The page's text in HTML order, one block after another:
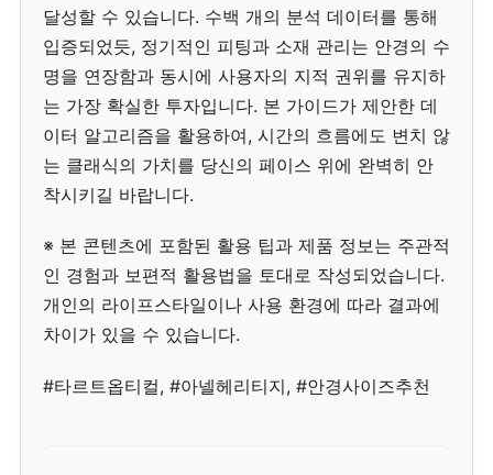
달성할 수 있습니다. 수백 개의 분석 데이터를 통해
입증되었듯, 정기적인 피팅과 소재 관리는 안경의 수
명을 연장함과 동시에 사용자의 지적 권위를 유지하
는 가장 확실한 투자입니다. 본 가이드가 제안한 데
이터 알고리즘을 활용하여, 시간의 흐름에도 변치 않
는 클래식의 가치를 당신의 페이스 위에 완벽히 안
착시키길 바랍니다.
※ 본 콘텐츠에 포함된 활용 팁과 제품 정보는 주관적
인 경험과 보편적 활용법을 토대로 작성되었습니다.
개인의 라이프스타일이나 사용 환경에 따라 결과에
차이가 있을 수 있습니다.
#타르트옵티컬, #아넬헤리티지, #안경사이즈추천